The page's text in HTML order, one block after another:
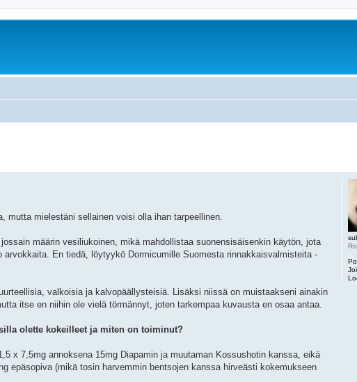
mielestäni sellainen voisi olla ihan tarpeellinen.
määrin vesiliukoinen, mikä mahdollistaa suonensisäisenkin käytön, jota
En tiedä, löytyykö Dormicumille Suomesta rinnakkaisvalmisteita -
valkoisia ja kalvopäällysteisiä. Lisäksi niissä on muistaakseni ainakin
itse en niihin ole vielä törmännyt, joten tarkempaa kuvausta en osaa antaa.
olette kokeilleet ja miten on toiminut?
x 7,5mg annoksena 15mg Diapamin ja muutaman Kossushotin kanssa, eikä
epäsopiva (mikä tosin harvemmin bentsojen kanssa hirveästi kokemukseen